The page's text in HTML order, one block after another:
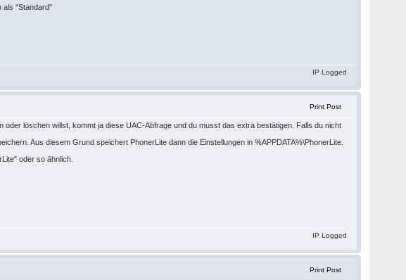
als "Standard"
IP Logged
Print Post
löschen willst, kommt ja diese UAC-Abfrage und du musst das extra bestätigen. Falls du nicht
Aus diesem Grund speichert PhonerLite dann die Einstellungen in %APPDATA%\PhonerLite.
oder so ähnlich.
IP Logged
Print Post